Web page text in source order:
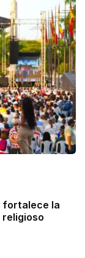
fortalece la